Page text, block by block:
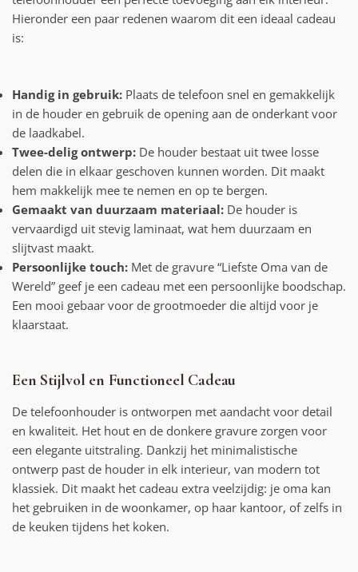
Hieronder een paar redenen waarom dit een ideaal cadeau
is:
Handig in gebruik: Plaats de telefoon snel en gemakkelijk
in de houder en gebruik de opening aan de onderkant voor
de laadkabel.
Twee-delig ontwerp: De houder bestaat uit twee losse
delen die in elkaar geschoven kunnen worden. Dit maakt
hem makkelijk mee te nemen en op te bergen.
Gemaakt van duurzaam materiaal: De houder is
vervaardigd uit stevig laminaat, wat hem duurzaam en
slijtvast maakt.
Persoonlijke touch: Met de gravure “Liefste Oma van de
Wereld” geef je een cadeau met een persoonlijke boodschap.
Een mooi gebaar voor de grootmoeder die altijd voor je
klaarstaat.
Een Stijlvol en Functioneel Cadeau
De telefoonhouder is ontworpen met aandacht voor detail
en kwaliteit. Het hout en de donkere gravure zorgen voor
een elegante uitstraling. Dankzij het minimalistische
ontwerp past de houder in elk interieur, van modern tot
klassiek. Dit maakt het cadeau extra veelzijdig: je oma kan
het gebruiken in de woonkamer, op haar kantoor, of zelfs in
de keuken tijdens het koken.